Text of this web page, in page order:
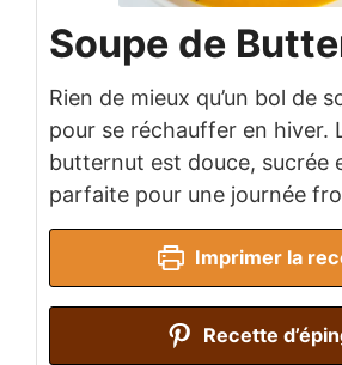
Soupe de
Rien de mieux qu’un bol de
pour se réchauffer en hiver.
butternut est douce, sucrée
parfaite pour une journée
Imprimer la
Recette